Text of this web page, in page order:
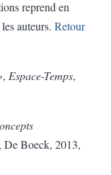
reprend en
auteurs. Retour
Espace-Temps,
De Boeck, 2013,